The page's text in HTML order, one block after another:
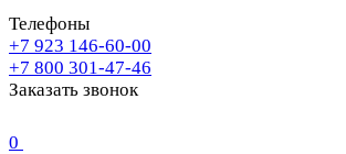
Телефоны
+7 923 146-60-00
+7 800 301-47-46
Заказать звонок
0